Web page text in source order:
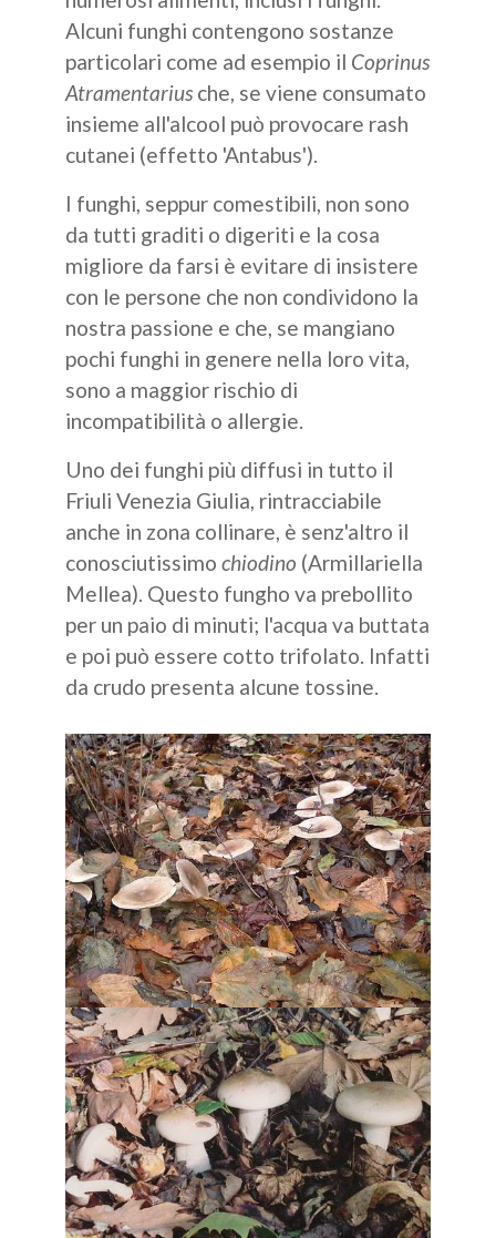
Alcuni funghi contengono sostanze
particolari come ad esempio il Coprinus
Atramentarius che, se viene consumato
insieme all'alcool può provocare rash
cutanei (effetto 'Antabus').
I funghi, seppur comestibili, non sono
da tutti graditi o digeriti e la cosa
migliore da farsi è evitare di insistere
con le persone che non condividono la
nostra passione e che, se mangiano
pochi funghi in genere nella loro vita,
sono a maggior rischio di
incompatibilità o allergie.
Uno dei funghi più diffusi in tutto il
Friuli Venezia Giulia, rintracciabile
anche in zona collinare, è senz'altro il
conosciutissimo chiodino (Armillariella
Mellea). Questo fungho va prebollito
per un paio di minuti; l'acqua va buttata
e poi può essere cotto trifolato. Infatti
da crudo presenta alcune tossine.
Show larger version for:
Show larger version